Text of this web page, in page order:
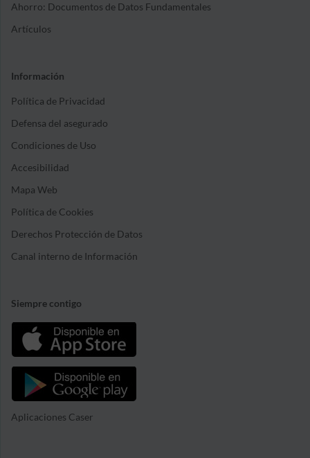
Ahorro: Documentos de Datos Fundamentales
Artículos
Información
Política de Privacidad
Defensa del asegurado
Condiciones de Uso
Accesibilidad
Mapa Web
Política de Cookies
Derechos Protección de Datos
Canal interno de Información
Siempre contigo
Aplicaciones Caser